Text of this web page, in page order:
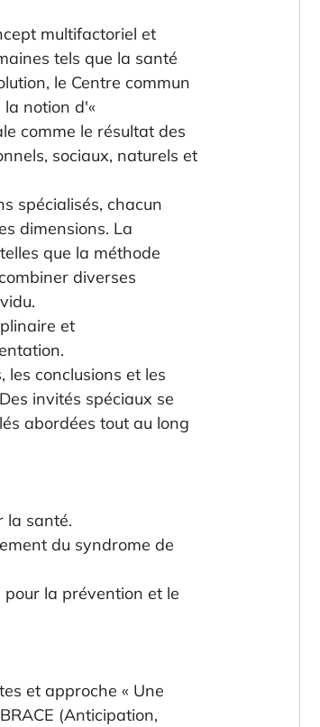
multifactoriel et
tels que la santé
le Centre commun
notion d'«
comme le résultat des
sociaux, naturels et
spécialisés, chacun
dimensions. La
que la méthode
diverses
et
conclusions et les
invités spéciaux se
abordées tout au long
la santé.
du syndrome de
la prévention et le
et approche « Une
(Anticipation,